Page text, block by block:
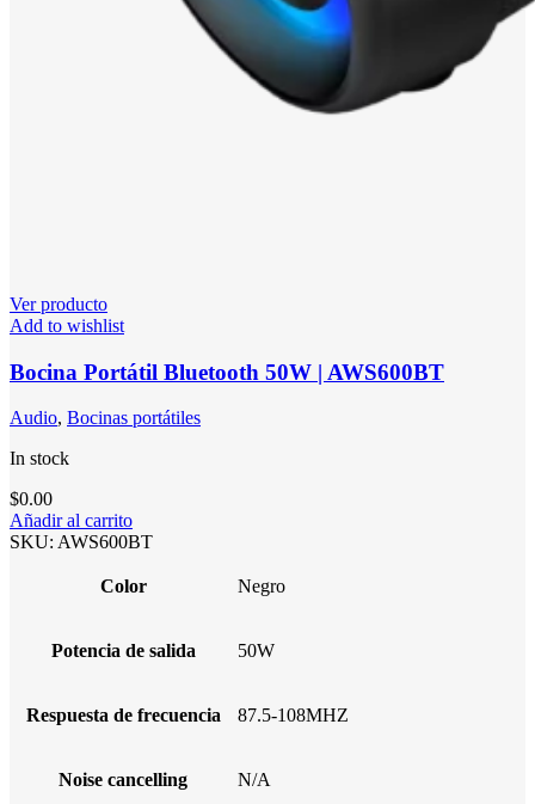
Ver producto
Add to wishlist
Bocina Portátil Bluetooth 50W | AWS600BT
Audio, Bocinas portátiles
In stock
$0.00
Añadir al carrito
SKU: AWS600BT
Color Negro
Potencia de salida 50W
Respuesta de frecuencia 87.5-108MHZ
Noise cancelling N/A